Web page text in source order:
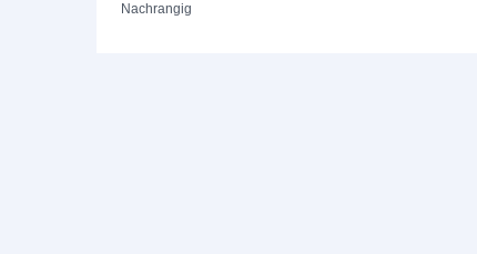
Nachrangig